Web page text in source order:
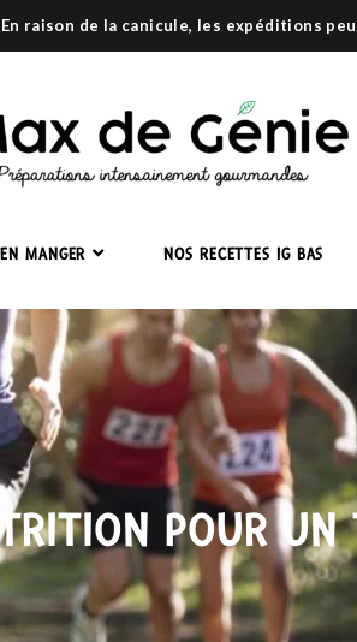
En raison de la canicule, les expéditions
MANGER NOS RECETTES IG BAS
POUR